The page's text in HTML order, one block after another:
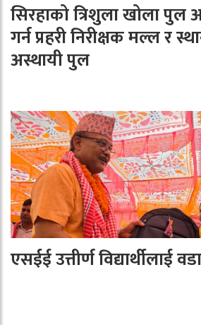
सिरहाको त्रिशुला खोला पुल
गर्न प्रहरी निरीक्षक मल्ल र
अस्थायी पुल
एसईई उत्तीर्ण विद्यार्थीलाई